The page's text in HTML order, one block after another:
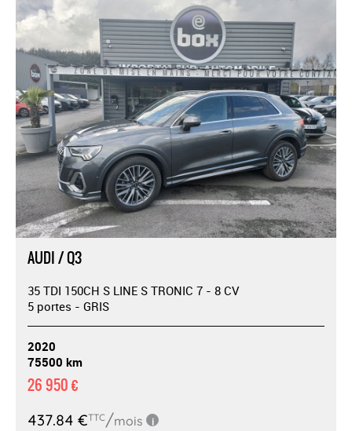
AUDI / Q3
35 TDI 150CH S LINE S TRONIC 7 - 8 CV
5 portes - GRIS
2020
75500 km
26 950 €